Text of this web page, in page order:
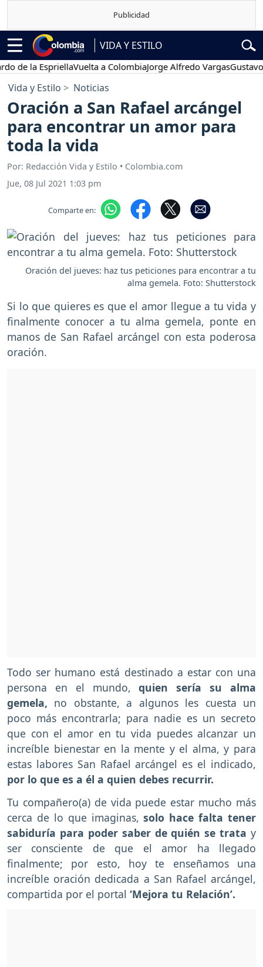
VIDA Y ESTILO
EspriellaVuelta a ColombiaJorge Alfredo VargasGustavo Petro
Vida y Estilo Noticias
Oración a San Rafael arcángel
para encontrar un amor para
toda la vida
Por: Redacción Vida y Estilo • Colombia.com
Jue, 08 Jul 2021 1:03 pm
Comparte en:
Oración del jueves: haz tus peticiones para encontrar a tu
alma gemela. Foto: Shutterstock
Si lo que quieres es que el amor llegue a tu vida y
finalmente conocer a tu alma gemela, ponte en
manos de San Rafael arcángel con esta poderosa
oración.
Todo ser humano está destinado a estar con una
persona en el mundo,quien sería su alma
gemela, no obstante, a algunos les cuesta un
poco más encontrarla; para nadie es un secreto
que con el amor en tu vida puedes alcanzar un
increíble bienestar en la mente y el alma, y para
estas labores San Rafael arcángel es el indicado,
por lo que es a él a quien debes recurrir.
Tu compañero(a) de vida puede estar mucho más
cerca de lo que imaginas,solo hace falta tener
sabiduría para poder saber de quién se trata y
ser consciente de que el amor ha llegado
finalmente; por esto, hoy te enseñamos una
increíble oración dedicada a San Rafael arcángel,
compartida por el portal ‘Mejora tu Relación’.